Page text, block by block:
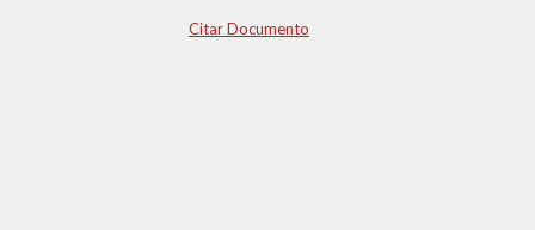
Citar Documento